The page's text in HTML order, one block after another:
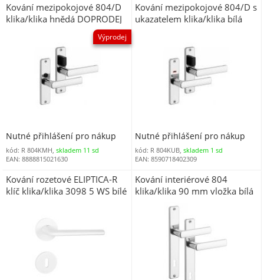
Kování mezipokojové 804/D
klika/klika hnědá DOPRODEJ
Výprodej
Nutné přihlášení pro nákup
kód: R 804KMH, skladem 11 sd
EAN: 8888815021630
Kování mezipokojové 804/D s
ukazatelem klika/klika bílá
Nutné přihlášení pro nákup
kód: R 804KUB,skladem 1 sd
EAN: 8590718402309
Kování rozetové ELIPTICA-R
klíč klika/klika 3098 5 WS bílé
Kování interiérové 804
klika/klika 90 mm vložka bílá
(R 804VKB)